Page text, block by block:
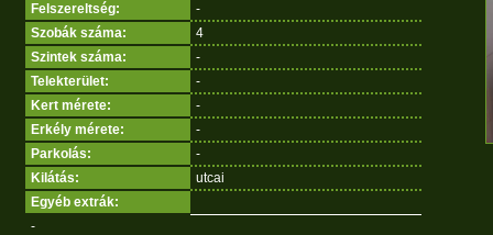
Felszereltség:
-
Szobák száma:
4
Szintek száma:
-
Telekterület:
-
Kert mérete:
-
Erkély mérete:
-
Parkolás:
-
Kilátás:
utcai
Egyéb extrák:
-